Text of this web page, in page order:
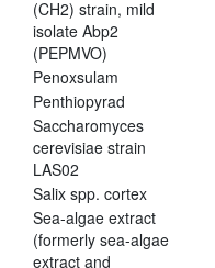
(CH2) strain, mild
isolate Abp2
(PEPMVO)
Penoxsulam
Penthiopyrad
Saccharomyces
cerevisiae strain
LAS02
Salix spp. cortex
Sea-algae extract
(formerly sea-algae
extract and